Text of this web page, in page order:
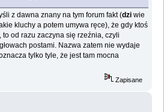
z dawna znany na tym forum fakt (dzi wie
kluchy a potem umywa ręce), że gdy ktoś
od razu zaczyna się rzeźnia, czyli
postami. Nazwa zatem nie wydaje
tylko tyle, że jest tam mocna
Zapisane